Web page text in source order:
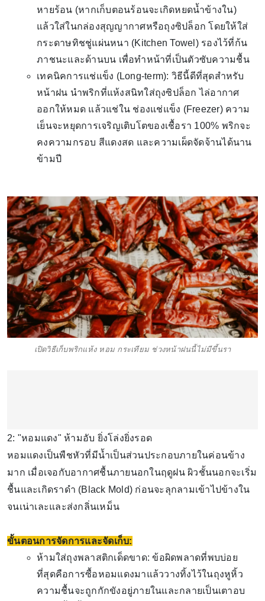
หายร้อน (หากเก็บตอนร้อนจะเกิดหยดน้ำข้างใน)
แล้วใส่ในกล่องสุญญากาศหรือถุงซิปล็อก โดยให้ใส่
กระดาษทิชชู่แผ่นหนา (Kitchen Towel) รองไว้ที่ก้น
ภาชนะและด้านบน เพื่อทำหน้าที่เป็นตัวซับความชื้น
เทคนิคการแช่แข็ง (Long-term): วิธีนี้ดีที่สุดสำหรับ
หน้าฝน นำพริกที่แห้งสนิทใส่ถุงซิปล็อก ไล่อากาศ
ออกให้หมด แล้วแช่ใน ช่องแช่แข็ง (Freezer) ความ
เย็นจะหยุดการเจริญเติบโตของเชื้อรา 100% พริกจะ
คงความกรอบ สีแดงสด และความเผ็ดจัดจ้านได้นาน
ข้ามปี
เปิดวิธีเก็บพริกแห้ง หอม กระเทียม ช่วงหน้าฝนนี้ไม่มีขึ้นรา
2: "หอมแดง" ห้ามอับ ยิ่งโล่งยิ่งรอด
หอมแดงเป็นพืชหัวที่มีน้ำเป็นส่วนประกอบภายในค่อนข้าง
มาก เมื่อเจอกับอากาศชื้นภายนอกในฤดูฝน ผิวชั้นนอกจะเริ่ม
ชื้นและเกิดราดำ (Black Mold) ก่อนจะลุกลามเข้าไปข้างใน
จนเน่าเละและส่งกลิ่นเหม็น
ขั้นตอนการจัดการและจัดเก็บ:
ห้ามใส่ถุงพลาสติกเด็ดขาด: ข้อผิดพลาดที่พบบ่อย
ที่สุดคือการซื้อหอมแดงมาแล้ววางทิ้งไว้ในถุงหูหิ้ว
ความชื้นจะถูกกักขังอยู่ภายในและกลายเป็นเตาอบ